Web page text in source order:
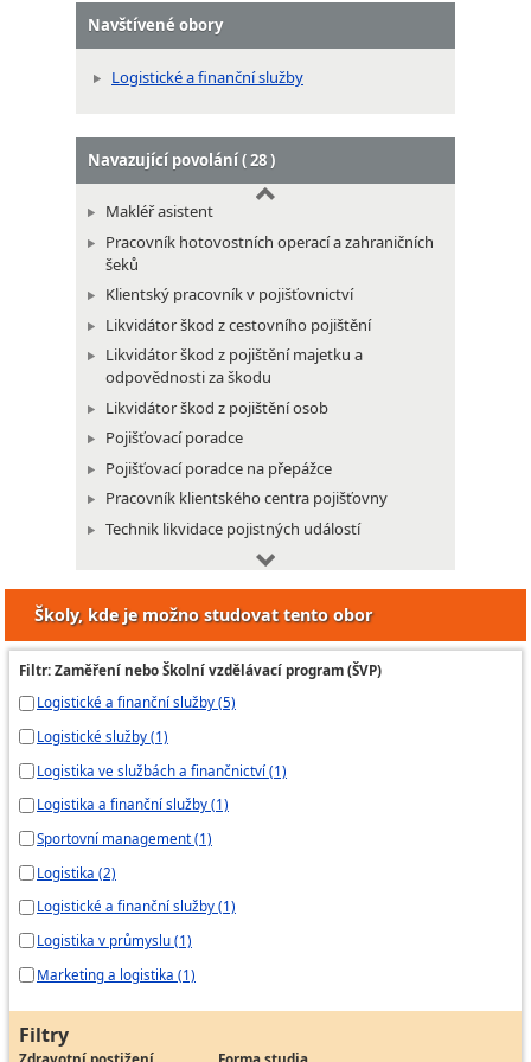
Navštívené obory
Logistické a finanční služby
Navazující povolání ( 28 )
Samostatný pracovník poštovního provozu
Směnař v poštovním provozu
Vedoucí poštovního oddělení
Makléř asistent
Pracovník hotovostních operací a zahraničních
šeků
Klientský pracovník v pojišťovnictví
Likvidátor škod z cestovního pojištění
Likvidátor škod z pojištění majetku a
odpovědnosti za škodu
Likvidátor škod z pojištění osob
Pojišťovací poradce
Pojišťovací poradce na přepážce
Pracovník klientského centra pojišťovny
Technik likvidace pojistných událostí
Logistik skladových operací
Logistik v dopravě a přepravě
Logistik výroby
Obsluha poštovního provozu
Odborný pracovník obsluhy pošty
Operátor poštovních informačních služeb
Pokladník pošty
Pracovník poštovní přepážky univerzální
Pracovník poštovní přepravy
Pracovník poštovní přepravy pro mezinárodní
poštovní provoz
Pracovník vnitřní poštovní služby III
Reklamant v poštovním provozu
Školy, kde je možno studovat tento obor
Filtr: Zaměření nebo Školní vzdělávací program (ŠVP)
Logistické a finanční služby (5)
Logistické služby (1)
Logistika ve službách a finančnictví (1)
Logistika a finanční služby (1)
Sportovní management (1)
Logistika (2)
Logistické a finanční služby (1)
Logistika v průmyslu (1)
Marketing a logistika (1)
Filtry
Zdravotní postižení Forma studia